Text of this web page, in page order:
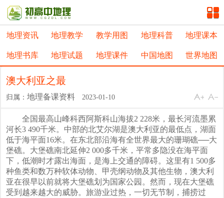
地理资讯 地理教学 教学用图 地理科普 地理课本
地理书库 地理试题 地理课件 中国地图 世界地图
澳大利亚之最
归属：地理备课资料 2023-01-10
全国最高山峰科西阿斯科山海拔2 228米，最长河流墨累
河长3 490千米。中部的北艾尔湖是澳大利亚的最低点，湖面
低于海平面16米。在东北部沿海有全世界最大的珊瑚礁──大
堡礁。大堡礁南北延伸2 000多千米，平常多隐没在海平面
下，低潮时才露出海面，是海上交通的障碍。这里有1 500多
种鱼类和数万种软体动物、甲壳纲动物及其他生物，澳大利
亚在很早以前就将大堡礁划为国家公园。然而，现在大堡礁
受到越来越大的威胁。旅游业过热，一切无节制，捕捞过